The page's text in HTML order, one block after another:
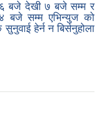
बजे देखी ७ बजे सम्म र
बजे सम्म एभिन्युज को
हेर्न न बिर्सनुहोला